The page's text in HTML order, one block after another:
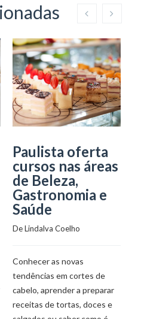
Paulista oferta
cursos nas áreas
de Beleza,
Gastronomia e
Saúde
De Lindalva Coelho
Conhecer as novas
tendências em cortes de
cabelo, aprender a preparar
receitas de tortas, doces e